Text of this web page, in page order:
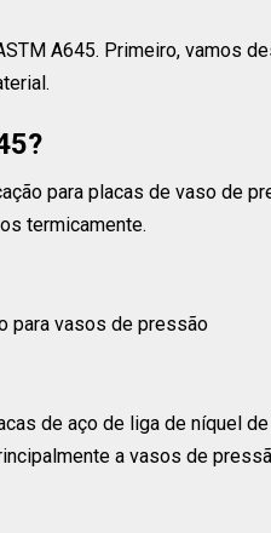
A645. Primeiro, vamos
para placas de vaso de
termicamente.
para vasos de pressão
de aço de liga de níquel
a vasos de